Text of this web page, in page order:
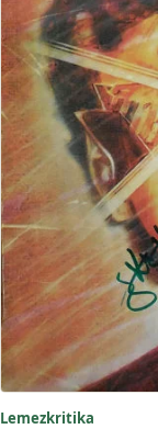
Lemezkritika